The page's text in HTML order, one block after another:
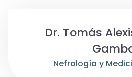
Dr. Tomás
Nefrología y